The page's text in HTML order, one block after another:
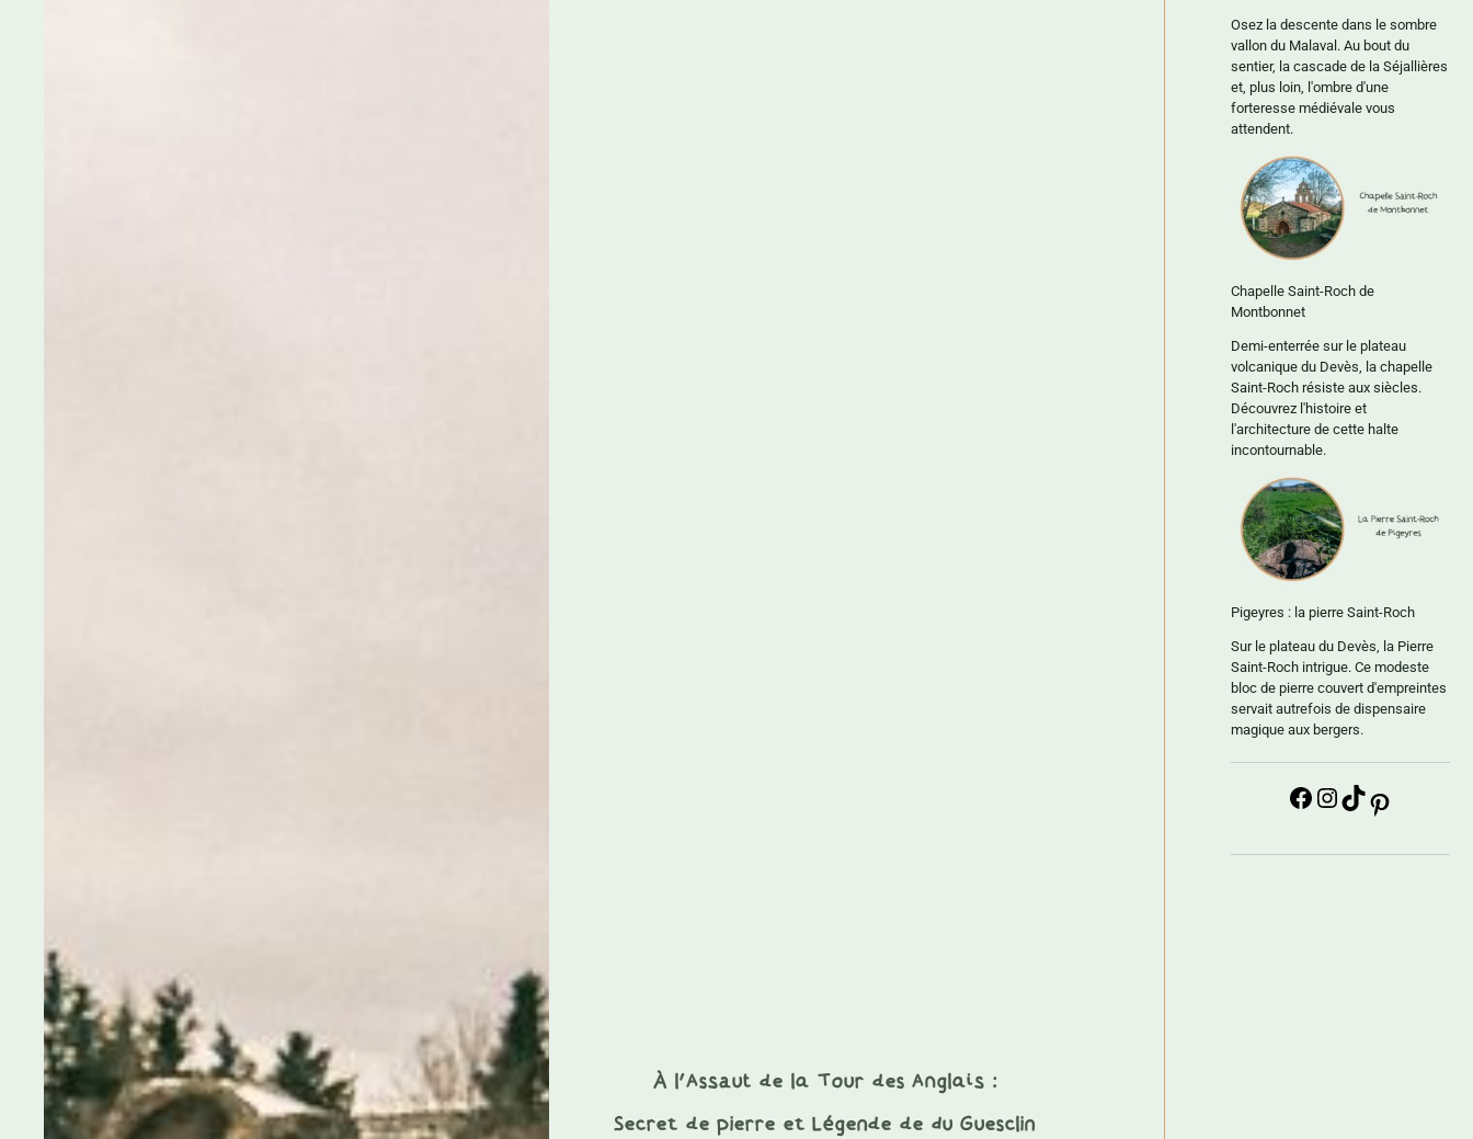
À l’Assaut de la Tour des Anglais :
Secret de pierre et Légende de du Guesclin
Osez la descente dans le sombre
vallon du Malaval. Au bout du
sentier, la cascade de la Séjallières
et, plus loin, l'ombre d'une
forteresse médiévale vous
attendent.
Chapelle Saint-Roch de
Montbonnet
Demi-enterrée sur le plateau
volcanique du Devès, la chapelle
Saint-Roch résiste aux siècles.
Découvrez l'histoire et
l'architecture de cette halte
incontournable.
Pigeyres : la pierre Saint-Roch
Sur le plateau du Devès, la Pierre
Saint-Roch intrigue. Ce modeste
bloc de pierre couvert d'empreintes
servait autrefois de dispensaire
magique aux bergers.